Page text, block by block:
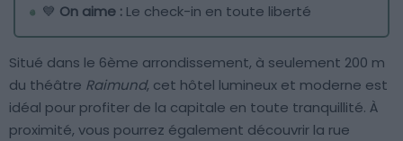
💙 On aime : Le check-in en toute liberté
Situé dans le 6ème arrondissement, à seulement 200 m
du théâtre Raimund, cet hôtel lumineux et moderne est
idéal pour profiter de la capitale en toute tranquillité. À
proximité, vous pourrez également découvrir la rue